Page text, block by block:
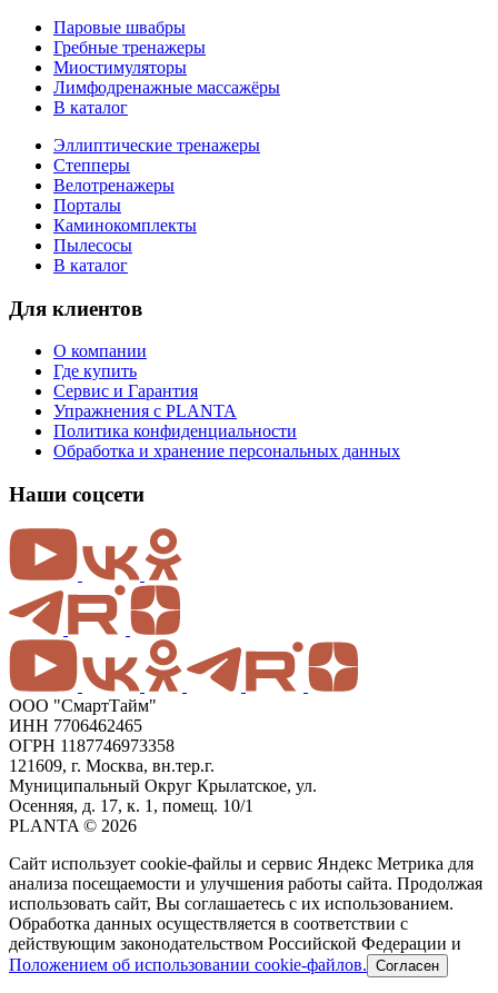
Паровые швабры
Гребные тренажеры
Миостимуляторы
Лимфодренажные массажёры
В каталог
Эллиптические тренажеры
Степперы
Велотренажеры
Порталы
Каминокомплекты
Пылесосы
В каталог
Для клиентов
О компании
Где купить
Сервис и Гарантия
Упражнения с PLANTA
Политика конфиденциальности
Обработка и хранение персональных данных
Наши соцсети
ООО "СмартТайм"
ИНН 7706462465
ОГРН 1187746973358
121609, г. Москва, вн.тер.г.
Муниципальный Округ Крылатское, ул.
Осенняя, д. 17, к. 1, помещ. 10/1
PLANTA © 2026
Сайт использует cookie-файлы и сервис Яндекс Метрика для
анализа посещаемости и улучшения работы сайта. Продолжая
использовать сайт, Вы соглашаетесь с их использованием.
Обработка данных осуществляется в соответствии с
действующим законодательством Российской Федерации и
Положением об использовании cookie-файлов. Согласен